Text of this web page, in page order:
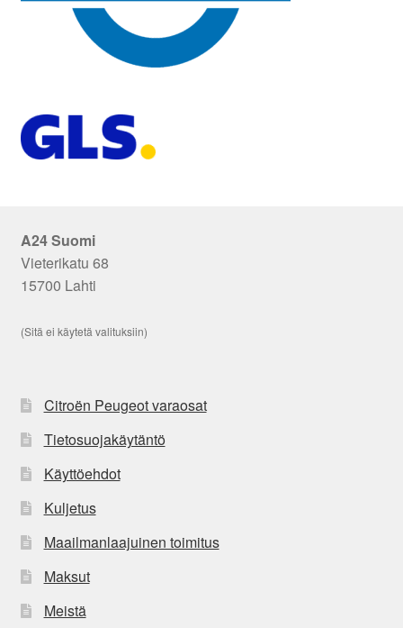
A24 Suomi
Vieterikatu 68
15700 Lahti
(Sitä ei käytetä valituksiin)
Citroën Peugeot varaosat
Tietosuojakäytäntö
Käyttöehdot
Kuljetus
Maailmanlaajuinen toimitus
Maksut
Meistä